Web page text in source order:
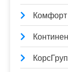
Комфорт